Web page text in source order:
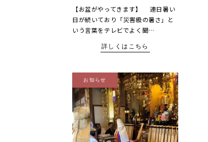
【お盆がやってきます】 連日暑い
日が続いており「災害級の暑さ」と
いう言葉をテレビでよく聞…
詳しくはこちら
お知らせ